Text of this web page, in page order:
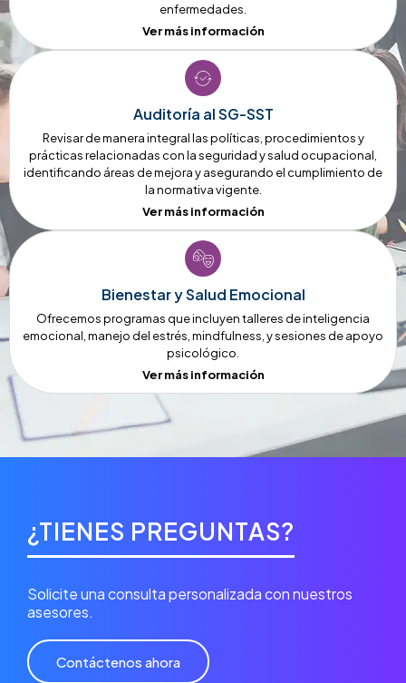
enfermedades.
Ver más información
Auditoría al SG-SST
Revisar de manera integral las políticas, procedimientos y
prácticas relacionadas con la seguridad y salud ocupacional,
identificando áreas de mejora y asegurando el cumplimiento de
la normativa vigente.
Ver más información
Bienestar y Salud Emocional
Ofrecemos programas que incluyen talleres de inteligencia
emocional, manejo del estrés, mindfulness, y sesiones de apoyo
psicológico.
Ver más información
¿TIENES PREGUNTAS?
Solicite una consulta personalizada con nuestros
asesores.
Contáctenos ahora